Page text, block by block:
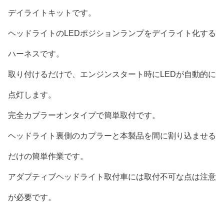
デイライトキットです。
ヘッドライトのLEDポジションランプをデイライト化する
ハーネスです。
取り付けるだけで、エンジンスタート時にLEDが自動的に
点灯します。
完全カプラーオンタイプで簡単取付です。
ヘッドライト裏側のカプラーと本製品を間に割り込ませる
だけの簡単作業です。
アダプティブヘッドライト取付車には取付不可な点は注意
が必要です。